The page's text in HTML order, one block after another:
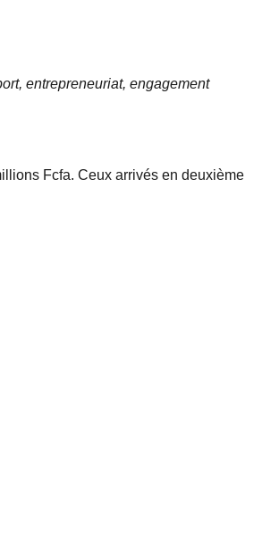
entrepreneuriat, engagement
Fcfa. Ceux arrivés en deuxième